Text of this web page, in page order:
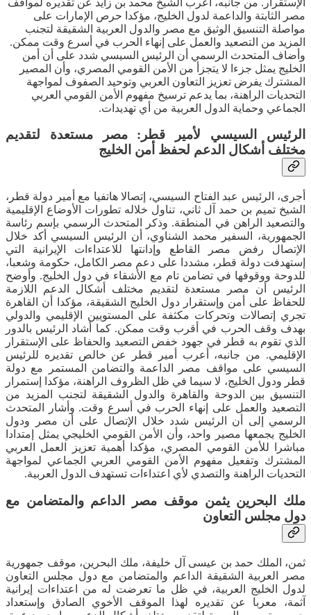
مصر الثابتة والداعمة لدول الخليج، مؤكدا حرص الإمارات على
مواصلة التنسيق الوثيق مع مصر والدول العربية الشقيقة لتجنب
المزيد من التصعيد والعمل على إنهاء الحرب في أسرع وقت ممكن.
وأضاف المتحدث الرسمي أن الرئيس السيسي شدد على أن أمن
الخليج يمثل جزءا لا يتجزأ من الأمن القومي المصري، وأن المصير
المشترك يفرض تعزيز التعاون العربي وتوحيد الصفوف لمواجهة
التحديات الراهنة، بما يدعم ترسيخ مفهوم الأمن القومي العربي
الجماعي وحماية الدول العربية من أي تهديدات.
الرئيس السيسي لأمير قطر: مصر مستعدة لتقديم
مختلف أشكال الدعم لحفظ أمن الخليج
أجرى، الرئيس عبد الفتاح السيسي، إتصالا هاتفيا مع أمير دولة قطر،
الشيخ تميم بن حمد آل ثاني، تناول خلاله تطورات الأوضاع الإقليمية
والتصعيد الراهن في المنطقة. وذكر المتحدث الرسمي بإسم رئاسة
الجمهورية، السفير محمد الشناوي، أن الرئيس السيسي أكد خلال
الإتصال رفض مصر القاطع وإدانتها للاعتداءات الإيرانية التي
إستهدفت دولة قطر، مشددا على دعم مصر الكامل، حكومة وشعبا،
للدوحة ووقوفها في تضامن تام مع الأشقاء في دول الخليج. وأوضح
الرئيس أن مصر مستعدة لتقديم مختلف أشكال الدعم اللازمة
للحفاظ على أمن وإستقرار دول الخليج الشقيقة، مؤكدا أن القاهرة
تجري إتصالات وتحركات مكثفة على المستويين الإقليمي والدولي
بهدف وقف الحرب في أقرب وقت ممكن. كما أشاد الرئيس بالدور
الذي تقوم به قطر في جهود خفض التصعيد والحفاظ على الإستقرار
الإقليمي. من جانبه، أعرب أمير قطر عن خالص تقديره للرئيس
السيسي على مواقف مصر الداعمة والتضامن المستمر مع دولة
قطر ودول الخليج، لا سيما في ظل الظروف الراهنة، مؤكدا إستمرار
التنسيق بين الدوحة والقاهرة والدول الشقيقة لتجنب المزيد من
التصعيد والعمل على إنهاء الحرب في أسرع وقت. وأشار المتحدث
الرسمي إلى أن الرئيس شدد خلال الإتصال على أن مصر ودول
الخليج يجمعها مصير واحد، وأن الأمن القومي الخليجي يمثل إمتدادا
مباشرا للأمن القومي المصري، مؤكدا أهمية تعزيز العمل العربي
المشترك وتفعيل مفهوم الأمن القومي العربي الجماعي لمواجهة
التحديات الراهنة والتصدي لأي اعتداءات تستهدف الدول العربية.
ملك البحرين يثمن موقف مصر الداعم والمتضامن مع
دول مجلس التعاون
ثمن، الملك حمد بن عيسى آل خليفة، ملك البحرين، موقف جمهورية
مصر العربية الشقيقة الداعم والمتضامن مع دول مجلس التعاون
لدول الخليج العربية، في ظل ما تعرضت له من اعتداءات إيرانية
آثمة، معربا عن تقديره لهذا الموقف الأخوي الصادق وإستعداد